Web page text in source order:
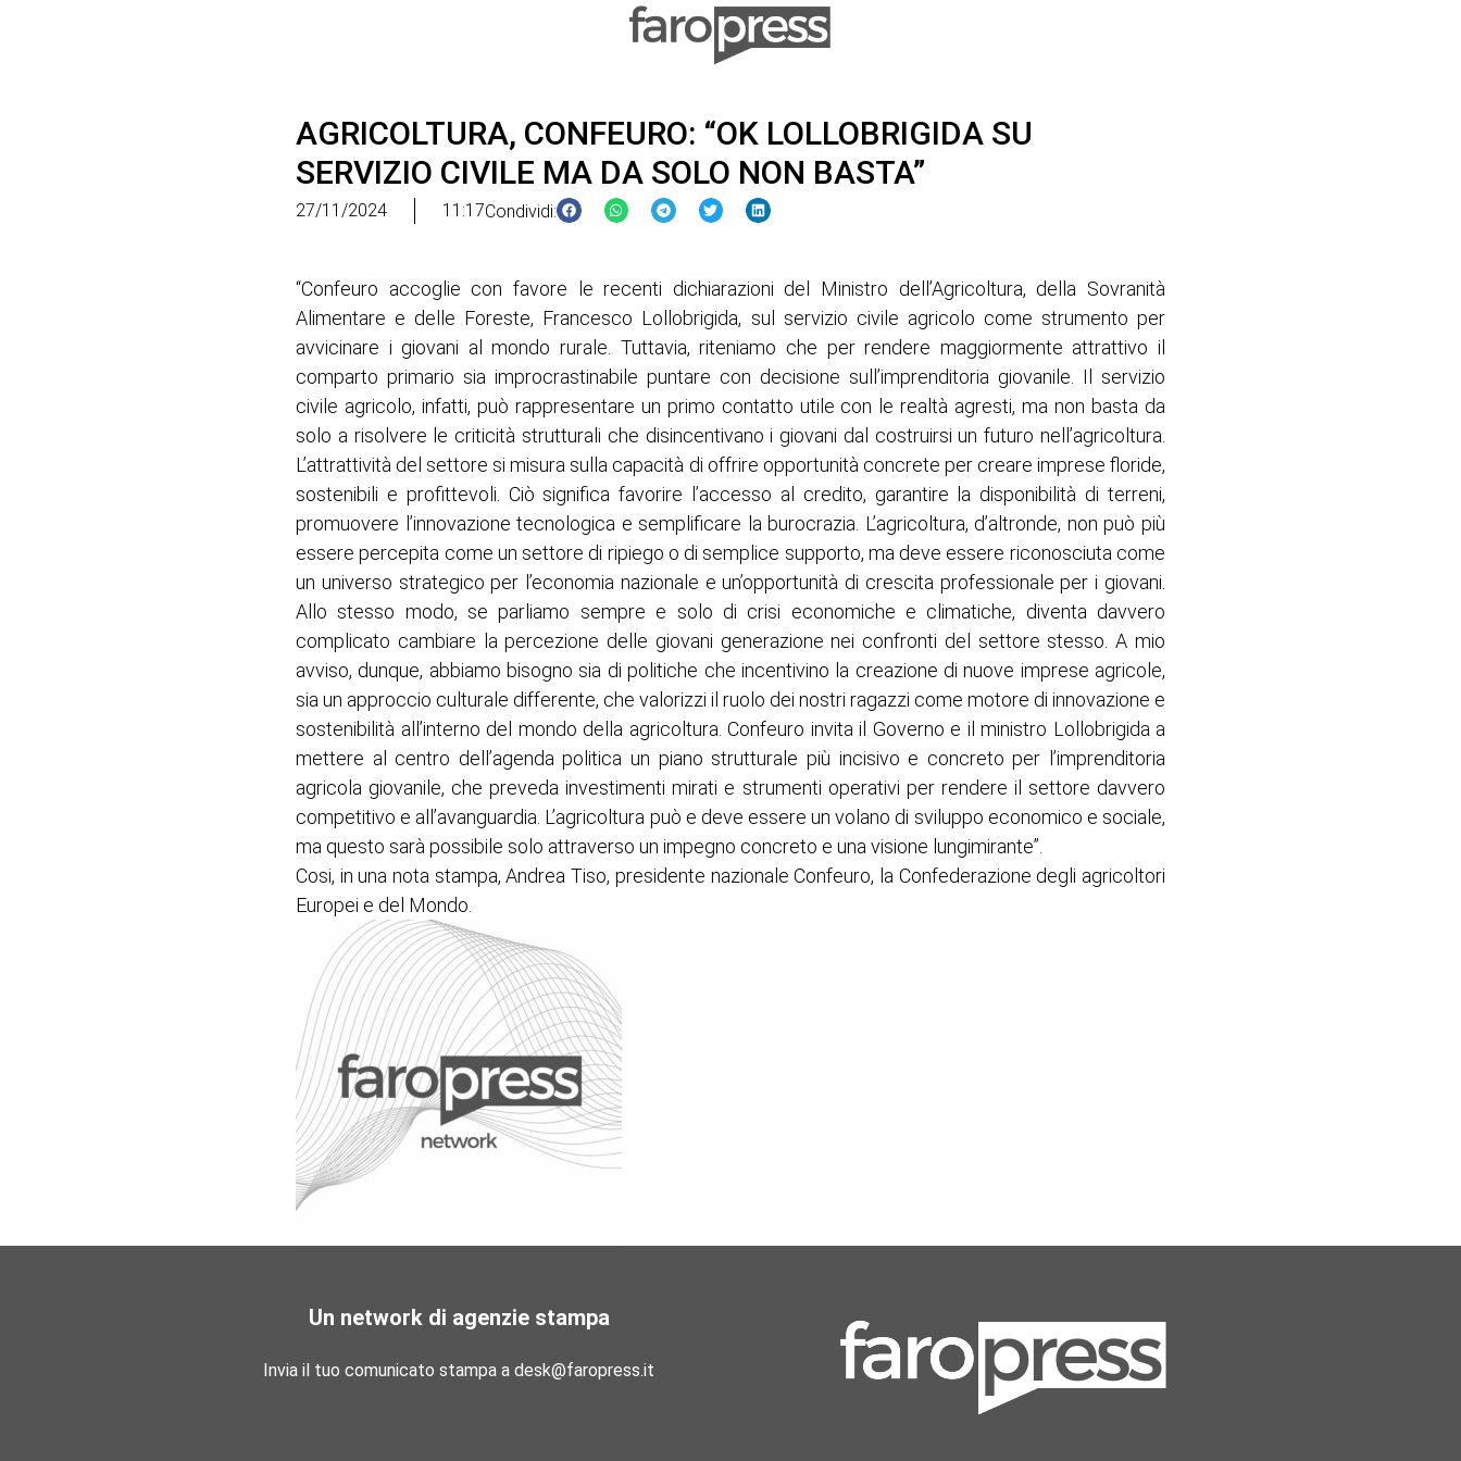
AGRICOLTURA, CONFEURO: “OK LOLLOBRIGIDA SU
SERVIZIO CIVILE MA DA SOLO NON BASTA”
27/11/2024 11:17Condividi:
“Confeuro accoglie con favore le recenti dichiarazioni del Ministro dell’Agricoltura, della Sovranità
Alimentare e delle Foreste, Francesco Lollobrigida, sul servizio civile agricolo come strumento per
avvicinare i giovani al mondo rurale. Tuttavia, riteniamo che per rendere maggiormente attrattivo il
comparto primario sia improcrastinabile puntare con decisione sull’imprenditoria giovanile. Il servizio
civile agricolo, infatti, può rappresentare un primo contatto utile con le realtà agresti, ma non basta da
solo a risolvere le criticità strutturali che disincentivano i giovani dal costruirsi un futuro nell’agricoltura.
L’attrattività del settore si misura sulla capacità di offrire opportunità concrete per creare imprese floride,
sostenibili e profittevoli. Ciò significa favorire l’accesso al credito, garantire la disponibilità di terreni,
promuovere l’innovazione tecnologica e semplificare la burocrazia. L’agricoltura, d’altronde, non può più
essere percepita come un settore di ripiego o di semplice supporto, ma deve essere riconosciuta come
un universo strategico per l’economia nazionale e un’opportunità di crescita professionale per i giovani.
Allo stesso modo, se parliamo sempre e solo di crisi economiche e climatiche, diventa davvero
complicato cambiare la percezione delle giovani generazione nei confronti del settore stesso. A mio
avviso, dunque, abbiamo bisogno sia di politiche che incentivino la creazione di nuove imprese agricole,
sia un approccio culturale differente, che valorizzi il ruolo dei nostri ragazzi come motore di innovazione e
sostenibilità all’interno del mondo della agricoltura. Confeuro invita il Governo e il ministro Lollobrigida a
mettere al centro dell’agenda politica un piano strutturale più incisivo e concreto per l’imprenditoria
agricola giovanile, che preveda investimenti mirati e strumenti operativi per rendere il settore davvero
competitivo e all’avanguardia. L’agricoltura può e deve essere un volano di sviluppo economico e sociale,
ma questo sarà possibile solo attraverso un impegno concreto e una visione lungimirante”.
Cosi, in una nota stampa, Andrea Tiso, presidente nazionale Confeuro, la Confederazione degli agricoltori
Europei e del Mondo.
Un network di agenzie stampa
Invia il tuo comunicato stampa a desk@faropress.it